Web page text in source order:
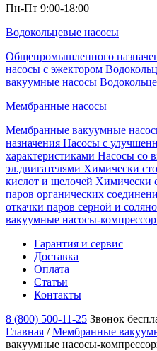
Пн-Пт 9:00-18:00
Водокольцевые насосы
Общепромышленного
насосы с эжектором
вакуумные насосы
Мембранные насосы
Мембранные вакуумные
назначения Насосы с
характеристиками Насосы со
эл.двигателями Химически
кислот и щелочей Химически
паров органических
откачки паров серной и
вакуумные насосы-
Гарантия и сервис
Доставка
Оплата
Статьи
Контакты
8 (800) 500-11-25 Звонок
Главная / Мембранные
вакуумные насосы-